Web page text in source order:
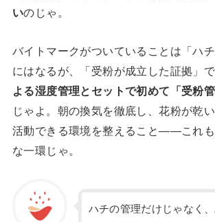
いのじゃ。
バイトマークがついていることは「ハチ
にはなるが、「受粉が成立した証拠」で
よる湿度管理とセットで初めて「受粉
じゃよ。朝の換気を徹底し、花粉が乾
活動できる環境を整えること——これ
な一環じゃ。
ハチの管理だけじゃなく